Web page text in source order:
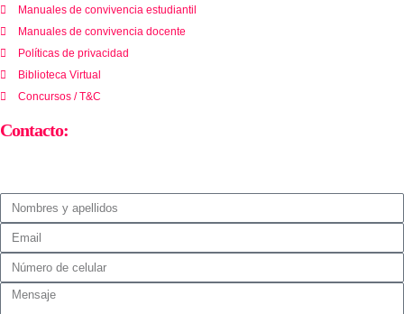
Manuales de convivencia estudiantil
Manuales de convivencia docente
Políticas de privacidad
Biblioteca Virtual
Concursos / T&C
Contacto: